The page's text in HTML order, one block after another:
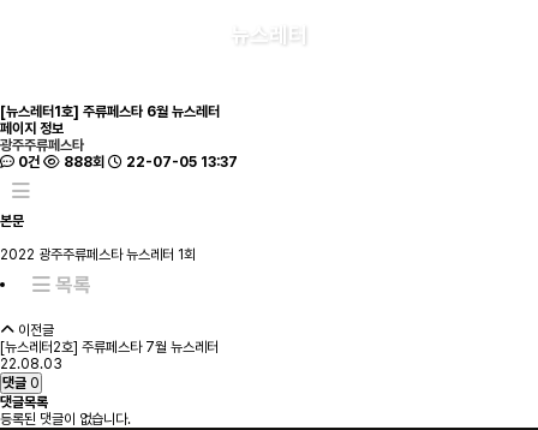
뉴스레터
[뉴스레터1호] 주류페스타 6월 뉴스레터
페이지 정보
광주주류페스타
0건
888회 22-07-05 13:37
본문
2022 광주주류페스타 뉴스레터 1회
목록
이전글
[뉴스레터2호] 주류페스타 7월 뉴스레터
22.08.03
댓글 0
댓글목록
등록된 댓글이 없습니다.